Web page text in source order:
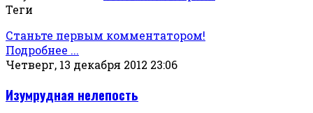
Теги
Станьте первым комментатором!
Подробнее ...
Четверг, 13 декабря 2012 23:06
Изумрудная нелепость